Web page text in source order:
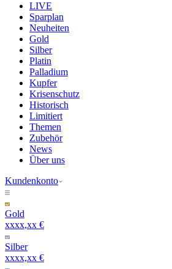
LIVE
Sparplan
Neuheiten
Gold
Silber
Platin
Palladium
Kupfer
Krisenschutz
Historisch
Limitiert
Themen
Zubehör
News
Über uns
Kundenkonto
Gold
xxxx,xx €
Silber
xxxx,xx €